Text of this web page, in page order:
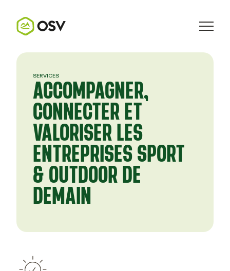
SERVICES
ACCOMPAGNER,
CONNECTER ET
VALORISER LES
ENTREPRISES SPORT
& OUTDOOR DE
DEMAIN